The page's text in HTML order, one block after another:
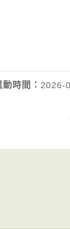
時間： 2026-